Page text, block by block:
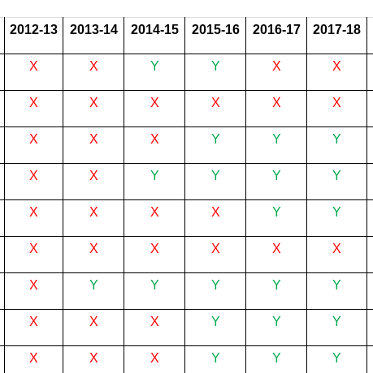
2012-13 2013-14 2014-15 2015-16 2016-17 2017-18
X X Y Y X X
X X X X X X
X X X Y Y Y
X X Y Y Y Y
X X X X Y Y
X X X X X X
X Y Y Y Y Y
X X X Y Y Y
X X X Y Y Y